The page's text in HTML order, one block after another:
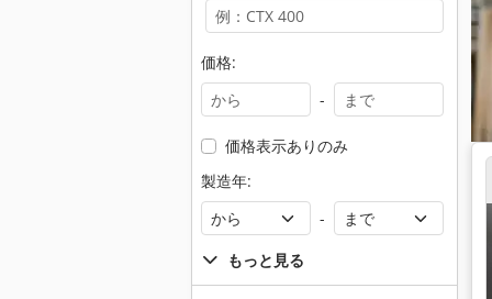
価格:
-
価格表示ありのみ
製造年:
-
もっと見る